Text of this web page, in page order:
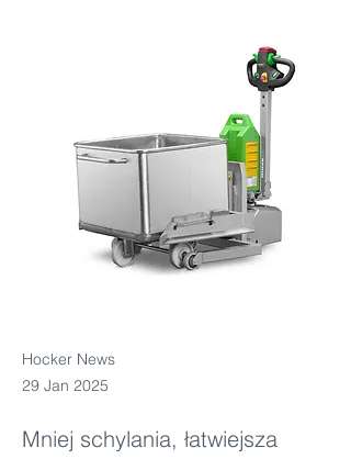
Hocker News
29 Jan 2025
Mniej schylania, łatwiejsza